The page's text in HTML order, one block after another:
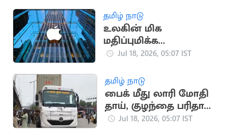
தமிழ் நாடு
உலகின் மிக
மதிப்புமிக்க
நிறுவனமாக ஆப்பிள்
Jul 18, 2026, 05:07 IST
தமிழ் நாடு
பைக் மீது லாரி மோதி
தாய், குழந்தை பரிதாப
பலி!Jul 18, 2026, 05:07 IST